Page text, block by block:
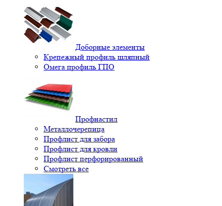
Доборные элементы
Крепежный профиль шляпный
Омега профиль ГПО
Профнастил
Металлочерепица
Профлист для забора
Профлист для кровли
Профлист перфорированный
Смотреть все